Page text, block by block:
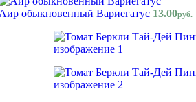
обыкновенный Вариегатус 13.00руб.